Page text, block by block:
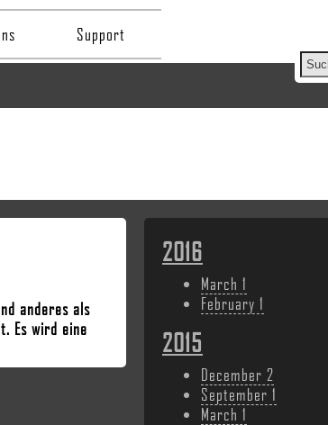
Support
anderes als
Es wird eine
2016
March 1
February 1
2015
December 2
September 1
March 1